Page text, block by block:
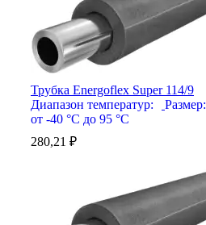
Трубка Energoflex Super 114/9
Диапазон температур:
от -40 °С до 95 °С
Размер:
280,21 ₽